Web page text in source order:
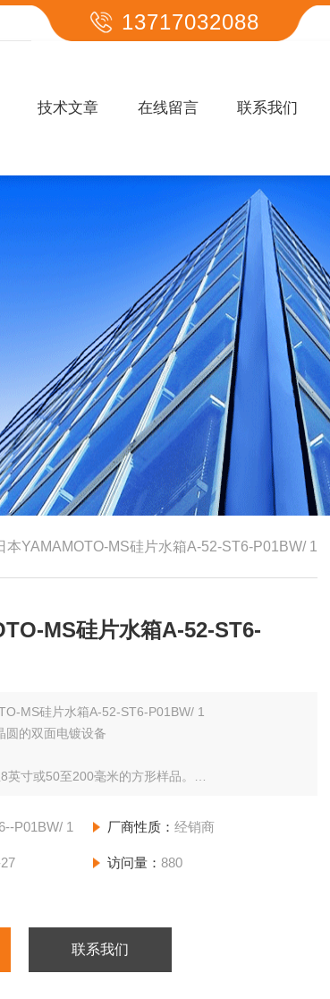
13717032088
技术文章 在线留言 联系我们
本YAMAMOTO-MS硅片水箱A-52-ST6-P01BW/ 1
MS硅片水箱A-52-ST6-
MS硅片水箱A-52-ST6-P01BW/ 1
圆的双面电镀设备
英寸或50至200毫米的方形样品。
P01BW/ 1 厂商性质： 经销商
访问量： 880
联系我们